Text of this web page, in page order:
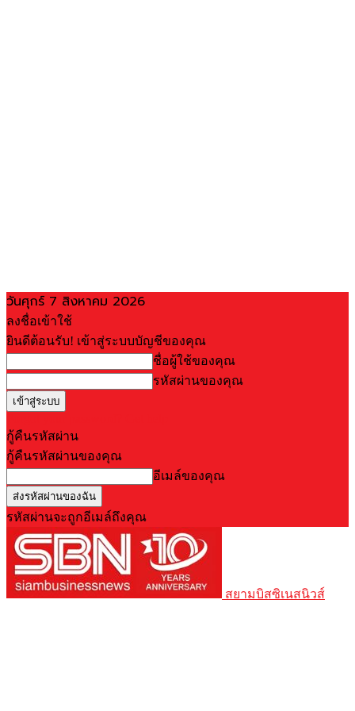
วันศุกร์ 7 สิงหาคม 2026
ลงชื่อเข้าใช้
ยินดีต้อนรับ! เข้าสู่ระบบบัญชีของคุณ
ชื่อผู้ใช้ของคุณ
รหัสผ่านของคุณ
กู้คืนรหัสผ่าน
กู้คืนรหัสผ่านของคุณ
อีเมล์ของคุณ
รหัสผ่านจะถูกอีเมล์ถึงคุณ
สยามบิสซิเนสนิวส์